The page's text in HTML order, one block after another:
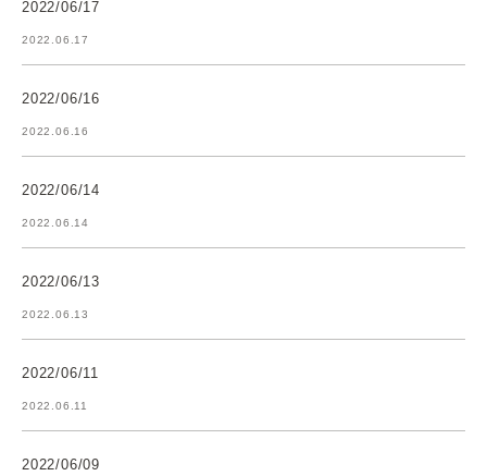
2022/06/17
2022.06.17
2022/06/16
2022.06.16
2022/06/14
2022.06.14
2022/06/13
2022.06.13
2022/06/11
2022.06.11
2022/06/09